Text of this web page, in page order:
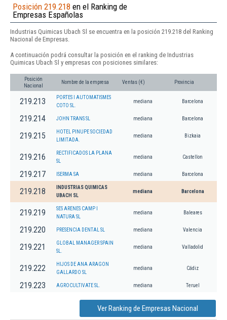
Posición 219.218 en el Ranking de
Empresas Españolas
Industrias Quimicas Ubach Sl se encuentra en la posición 219.218 del Ranking
Nacional de Empresas.
A continuación podrá consultar la posición en el ranking de Industrias
Quimicas Ubach Sl y empresas con posiciones similares:
Posición
Nacional
Nombre de la empresa Ventas (€) Provincia
219.213
PORTES I AUTOMATISMES
COTO SL.
mediana Barcelona
219.214 JOHN TRANS SL mediana Barcelona
219.215
HOTEL PINUPE SOCIEDAD
LIMITADA.
mediana Bizkaia
219.216
RECTIFICADOS LA PLANA
SL
mediana Castellon
219.217 ISERMA SA mediana Barcelona
219.218
INDUSTRIAS QUIMICAS
UBACH SL
mediana Barcelona
219.219
SES ARENES CAMP I
NATURA SL
mediana Baleares
219.220 PRESENCIA DENTAL SL mediana Valencia
219.221
GLOBAL MANAGER SPAIN
SL.
mediana Valladolid
219.222
HIJOS DE ANA ARAGON
GALLARDO SL
mediana Cádiz
219.223 AGROCULTIVATE SL. mediana Teruel
Ver Ranking de Empresas Nacional